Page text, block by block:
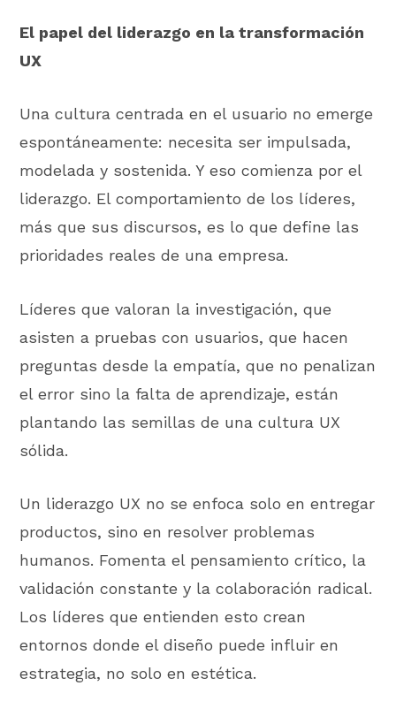
El papel del liderazgo en la transformación
UX
Una cultura centrada en el usuario no emerge
espontáneamente: necesita ser impulsada,
modelada y sostenida. Y eso comienza por el
liderazgo. El comportamiento de los líderes,
más que sus discursos, es lo que define las
prioridades reales de una empresa.
Líderes que valoran la investigación, que
asisten a pruebas con usuarios, que hacen
preguntas desde la empatía, que no penalizan
el error sino la falta de aprendizaje, están
plantando las semillas de una cultura UX
sólida.
Un liderazgo UX no se enfoca solo en entregar
productos, sino en resolver problemas
humanos. Fomenta el pensamiento crítico, la
validación constante y la colaboración radical.
Los líderes que entienden esto crean
entornos donde el diseño puede influir en
estrategia, no solo en estética.